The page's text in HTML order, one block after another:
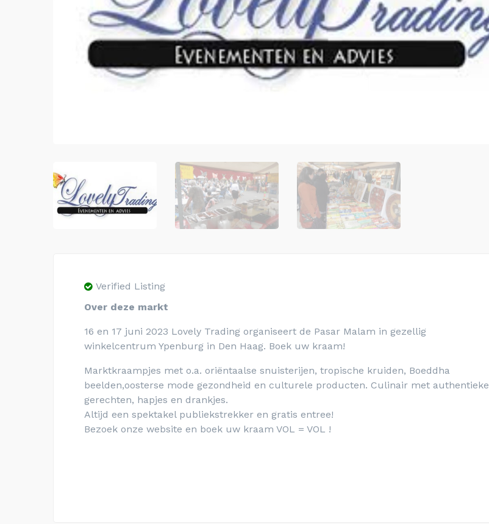
Verified Listing
Over deze markt
16 en 17 juni 2023 Lovely Trading organiseert de Pasar Malam in gezellig
winkelcentrum Ypenburg in Den Haag. Boek uw kraam!
Marktkraampjes met o.a. oriëntaalse snuisterijen, tropische kruiden, Boeddha
beelden,oosterse mode gezondheid en culturele producten. Culinair met authentieke
gerechten, hapjes en drankjes.
Altijd een spektakel publiekstrekker en gratis entree!
Bezoek onze website en boek uw kraam VOL = VOL !